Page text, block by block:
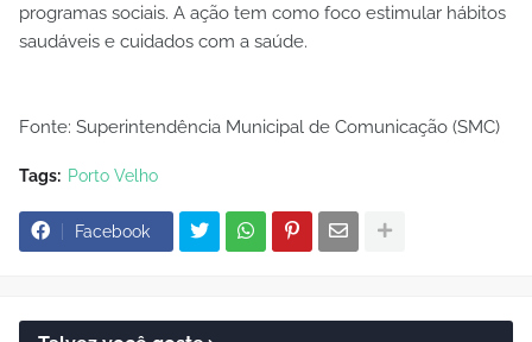
programas sociais. A ação tem como foco estimular hábitos
saudáveis e cuidados com a saúde.
Fonte: Superintendência Municipal de Comunicação (SMC)
Tags: Porto Velho
Facebook